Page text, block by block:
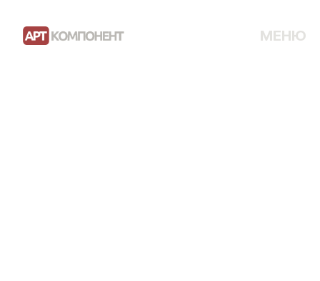
МЕНЮ